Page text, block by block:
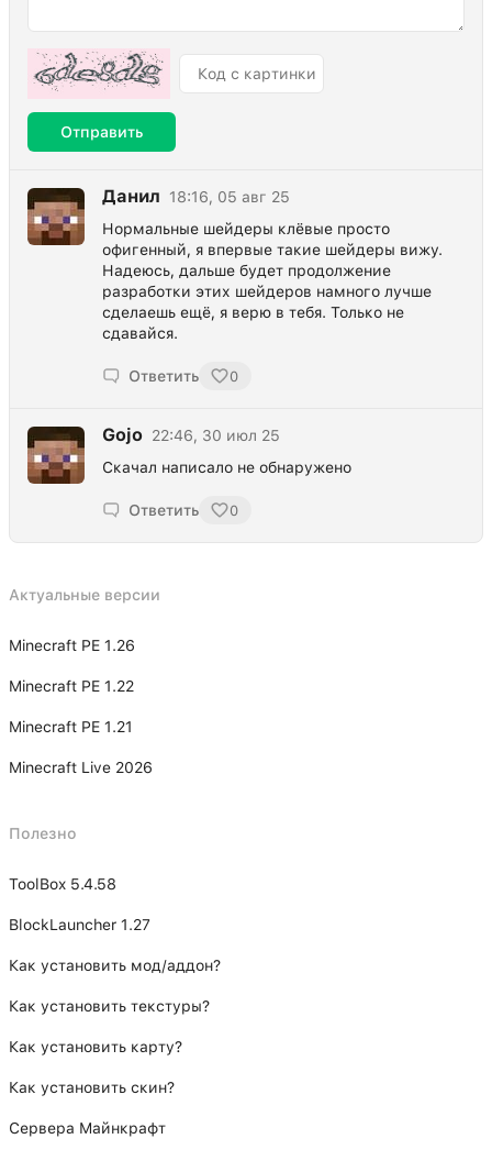
Отправить
Данил
18:16, 05 авг 25
Нормальные шейдеры клёвые просто
офигенный, я впервые такие шейдеры вижу.
Надеюсь, дальше будет продолжение
разработки этих шейдеров намного лучше
сделаешь ещё, я верю в тебя. Только не
сдавайся.
Ответить 0
Gojo 22:46, 30 июл 25
Скачал написало не обнаружено
Ответить 0
Актуальные версии
Minecraft PE 1.26
Minecraft PE 1.22
Minecraft PE 1.21
Minecraft Live 2026
Полезно
ToolBox 5.4.58
BlockLauncher 1.27
Как установить мод/аддон?
Как установить текстуры?
Как установить карту?
Как установить скин?
Сервера Майнкрафт